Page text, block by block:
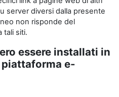
server diversi dalla presente
non risponde del
tali siti.
essere installati in
e-